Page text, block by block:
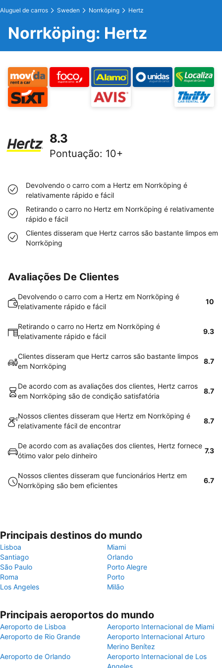
Aluguel de carros Sweden Norrköping Hertz
Norrköping: Hertz
8.3
Pontuação: 10+
Devolvendo o carro com a Hertz em Norrköping é
relativamente rápido e fácil
Retirando o carro no Hertz em Norrköping é relativamente
rápido e fácil
Clientes disseram que Hertz carros são bastante limpos em
Norrköping
Avaliações De Clientes
Devolvendo o carro com a Hertz em Norrköping é
relativamente rápido e fácil
10
Retirando o carro no Hertz em Norrköping é
relativamente rápido e fácil
9.3
Clientes disseram que Hertz carros são bastante limpos
em Norrköping
8.7
De acordo com as avaliações dos clientes, Hertz carros
em Norrköping são de condição satisfatória
8.7
Nossos clientes disseram que Hertz em Norrköping é
relativamente fácil de encontrar
8.7
De acordo com as avaliações dos clientes, Hertz fornece
ótimo valor pelo dinheiro
7.3
Nossos clientes disseram que funcionários Hertz em
Norrköping são bem eficientes
6.7
Principais destinos do mundo
Lisboa
Miami
Santiago
Orlando
São Paulo
Porto Alegre
Roma
Porto
Los Angeles
Milão
Principais aeroportos do mundo
Aeroporto de Lisboa
Aeroporto Internacional de Miami
Aeroporto de Rio Grande
Aeroporto Internacional Arturo
Merino Benítez
Aeroporto de Orlando
Aeroporto Internacional de Los
Angeles